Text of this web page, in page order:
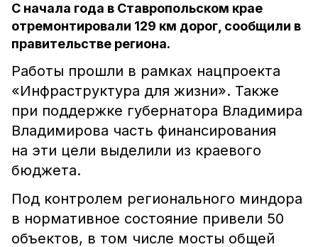
С начала года в Ставропольском крае
отремонтировали 129 км дорог, сообщили в
правительстве региона.
Работы прошли в рамках нацпроекта
«Инфраструктура для жизни». Также
при поддержке губернатора Владимира
Владимирова часть финансирования
на эти цели выделили из краевого
бюджета.
Под контролем регионального миндора
в нормативное состояние привели 50
объектов, в том числе мосты общей